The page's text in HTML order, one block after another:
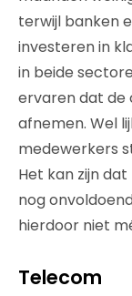
terwijl banken
investeren in
in beide
ervaren dat de
afnemen. Wel
medewerkers
Het kan zijn
nog
hierdoor niet
Telecom